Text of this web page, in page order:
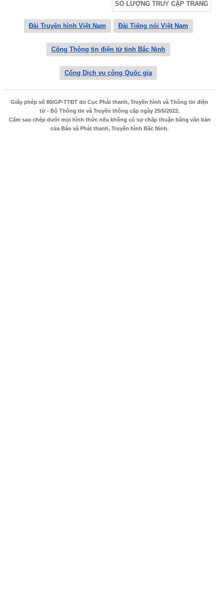
SỐ LƯỢNG TRUY CẬP TRANG
Đài Truyền hình Việt Nam Đài Tiếng nói Việt Nam
Cổng Thông tin điện tử tỉnh Bắc Ninh
Cổng Dịch vụ công Quốc gia
Giấy phép số 80/GP-TTĐT do Cục Phát thanh, Truyền hình và Thông tin điện
tử - Bộ Thông tin và Truyền thông cấp ngày 25/5/2022.
Cấm sao chép dưới mọi hình thức nếu không có sự chấp thuận bằng văn bản
của Báo và Phát thanh, Truyền hình Bắc Ninh.